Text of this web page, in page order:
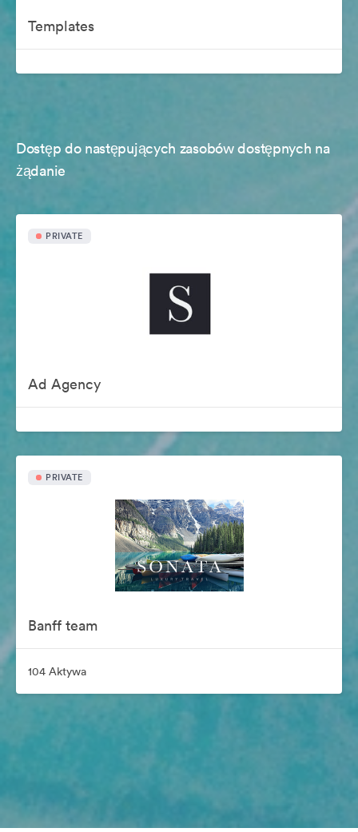
Templates
Dostęp do następujących zasobów dostępnych na
żądanie
PRIVATE
Ad Agency
PRIVATE
Banff team
104 Aktywa